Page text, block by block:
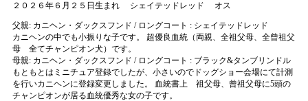
２０２６年６月２５日生まれ シェイテッドレッド オス
父親: カニヘン・ダックスフンド / ロングコート : シェイテッドレッド
カニヘンの中でも小振りな子です。 超優良血統（両親、全祖父母、全曾祖父
母 全てチャンピオン犬）です。
母親: カニヘン・ダックスフンド / ロングコート : ブラック&タンブリンドル
もともとはミニチュア登録でしたが、小さいのでドッグショー会場にて計測
を行いカニヘンに登録変更しました。 血統書上 祖父母、曾祖父母に5頭の
チャンピオンが居る血統優秀な女の子です。